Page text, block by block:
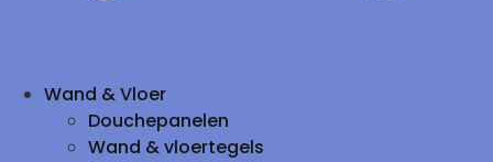
Wand & Vloer
Douchepanelen
Wand & vloertegels